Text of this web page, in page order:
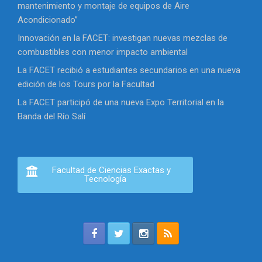
mantenimiento y montaje de equipos de Aire
Acondicionado”
Innovación en la FACET: investigan nuevas mezclas de
combustibles con menor impacto ambiental
La FACET recibió a estudiantes secundarios en una nueva
edición de los Tours por la Facultad
La FACET participó de una nueva Expo Territorial en la
Banda del Río Salí
Facultad de Ciencias Exactas y
Tecnología